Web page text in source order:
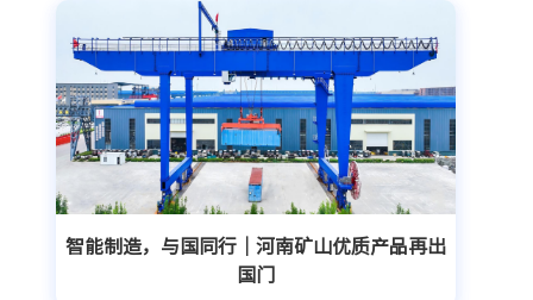
智能制造，与国同行｜河南矿山优质产品再出
国门